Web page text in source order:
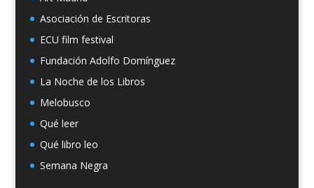
Asociación de Escritoras
ECU film festival
Fundación Adolfo Domínguez
La Noche de los Libros
Melobusco
Qué leer
Qué libro leo
Semana Negra